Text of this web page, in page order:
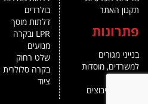
תקנון האתר
פתרונות
בנייני מגורים
למשרדים, מוסדות
מושבים וקיבוצים
בולרדים
דלתות מוסך
LPR ובקרה
מנועים
שלט רחוק
בקרה סלולרית
ציוד